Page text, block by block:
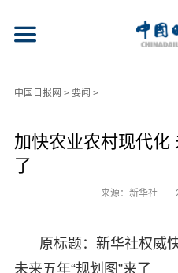
中国日报网 > 要闻 >
加快农业农村现代化
了
来源：新华社
原标题：新华社权威
未来五年“规划图”来了